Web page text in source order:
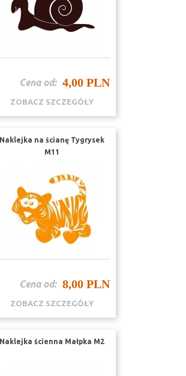
Cena od: 4,00 PLN
ZOBACZ SZCZEGÓŁY
Naklejka na ścianę Tygrysek
M11
Cena od: 8,00 PLN
ZOBACZ SZCZEGÓŁY
Naklejka ścienna Małpka M2